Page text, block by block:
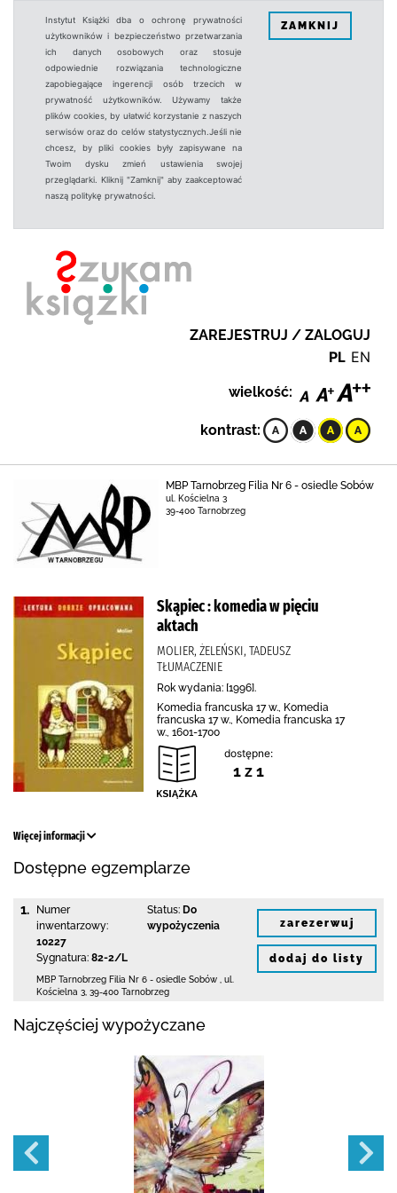
Instytut Książki dba o ochronę prywatności
użytkowników i bezpieczeństwo przetwarzania
ich danych osobowych oraz stosuje
odpowiednie rozwiązania technologiczne
zapobiegające ingerencji osób trzecich w
prywatność użytkowników. Używamy także
plików cookies, by ułatwić korzystanie z naszych
serwisów oraz do celów statystycznych.Jeśli nie
chcesz, by pliki cookies były zapisywane na
Twoim dysku zmień ustawienia swojej
przeglądarki. Kliknij "Zamknij" aby zaakceptować
naszą politykę prywatności.
ZAMKNIJ
ZAREJESTRUJ / ZALOGUJ
PL EN
wielkość:
kontrast:
MBP Tarnobrzeg Filia Nr 6 - osiedle Sobów
ul. Kościelna 3
39-400 Tarnobrzeg
Skąpiec : komedia w pięciu
aktach
MOLIER, ŻELEŃSKI, TADEUSZ
TŁUMACZENIE
Rok wydania: [1996].
Komedia francuska 17 w., Komedia
francuska 17 w., Komedia francuska 17
w., 1601-1700
dostępne:
1 z 1
Więcej informacji
Dostępne egzemplarze
1.
Numer
inwentarzowy:
10227
Sygnatura: 82-2/L
Status: Do
wypożyczenia
MBP Tarnobrzeg Filia Nr 6 - osiedle Sobów
ul.
Kościelna 3 39-400 Tarnobrzeg
zarezerwuj
dodaj do listy
Najczęściej wypożyczane